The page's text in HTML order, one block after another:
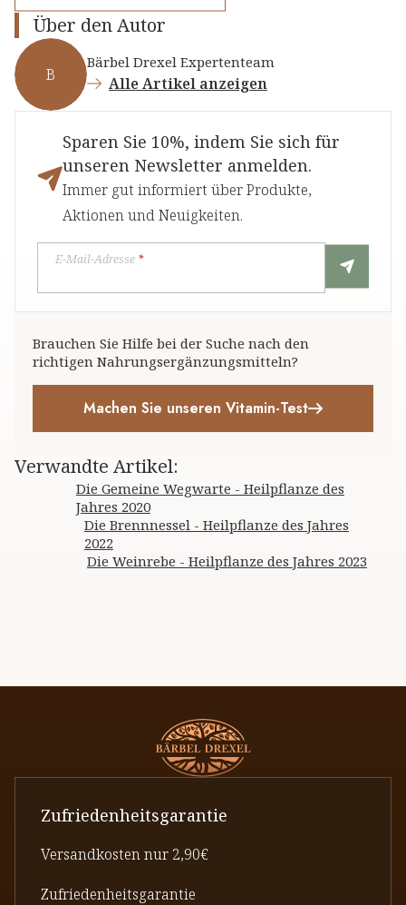
Über den Autor
B
Bärbel Drexel Expertenteam
Alle Artikel anzeigen
Sparen Sie 10%, indem Sie sich für
unseren Newsletter anmelden.
Immer gut informiert über Produkte,
Aktionen und Neuigkeiten.
E-Mail-Adresse *
Brauchen Sie Hilfe bei der Suche nach den
richtigen Nahrungsergänzungsmitteln?
Machen Sie unseren Vitamin-Test
Verwandte Artikel:
Die Gemeine Wegwarte - Heilpflanze des
Jahres 2020
Die Brennnessel - Heilpflanze des Jahres
2022
Die Weinrebe - Heilpflanze des Jahres 2023
Zufriedenheitsgarantie
Versandkosten nur 2,90€
Zufriedenheitsgarantie